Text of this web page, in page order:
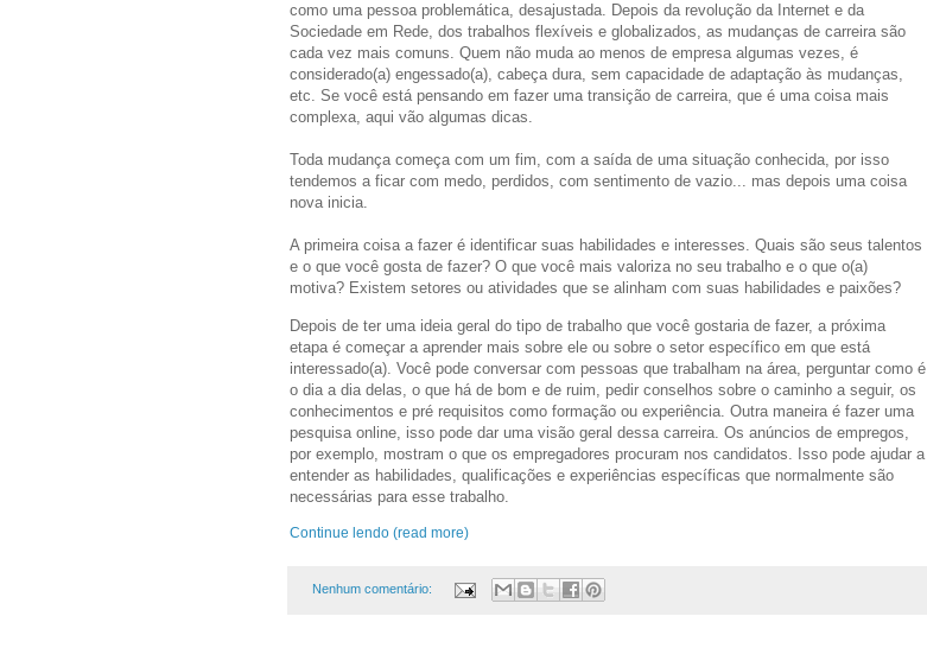
como uma pessoa problemática, desajustada. Depois da revolução da Internet e da
Sociedade em Rede, dos trabalhos flexíveis e globalizados, as mudanças de carreira são
cada vez mais comuns. Quem não muda ao menos de empresa algumas vezes, é
considerado(a) engessado(a), cabeça dura, sem capacidade de adaptação às mudanças,
etc. Se você está pensando em fazer uma transição de carreira, que é uma coisa mais
complexa, aqui vão algumas dicas.
Toda mudança começa com um fim, com a saída de uma situação conhecida, por isso
tendemos a ficar com medo, perdidos, com sentimento de vazio... mas depois uma coisa
nova inicia.
A primeira coisa a fazer é identificar suas habilidades e interesses. Quais são seus talentos
e o que você gosta de fazer? O que você mais valoriza no seu trabalho e o que o(a)
motiva? Existem setores ou atividades que se alinham com suas habilidades e paixões?
Depois de ter uma ideia geral do tipo de trabalho que você gostaria de fazer, a próxima
etapa é começar a aprender mais sobre ele ou sobre o setor específico em que está
interessado(a). Você pode conversar com pessoas que trabalham na área, perguntar como é
o dia a dia delas, o que há de bom e de ruim, pedir conselhos sobre o caminho a seguir, os
conhecimentos e pré requisitos como formação ou experiência. Outra maneira é fazer uma
pesquisa online, isso pode dar uma visão geral dessa carreira. Os anúncios de empregos,
por exemplo, mostram o que os empregadores procuram nos candidatos. Isso pode ajudar a
entender as habilidades, qualificações e experiências específicas que normalmente são
necessárias para esse trabalho.
Continue lendo (read more)
Nenhum comentário: